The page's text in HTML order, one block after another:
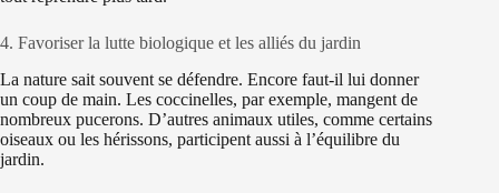
4. Favoriser la lutte biologique et les alliés du jardin
La nature sait souvent se défendre. Encore faut-il lui donner
un coup de main. Les coccinelles, par exemple, mangent de
nombreux pucerons. D’autres animaux utiles, comme certains
oiseaux ou les hérissons, participent aussi à l’équilibre du
jardin.